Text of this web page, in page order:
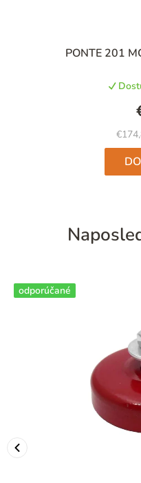
PONTE 201
odporúčané